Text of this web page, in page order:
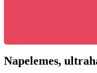
Napelemes,